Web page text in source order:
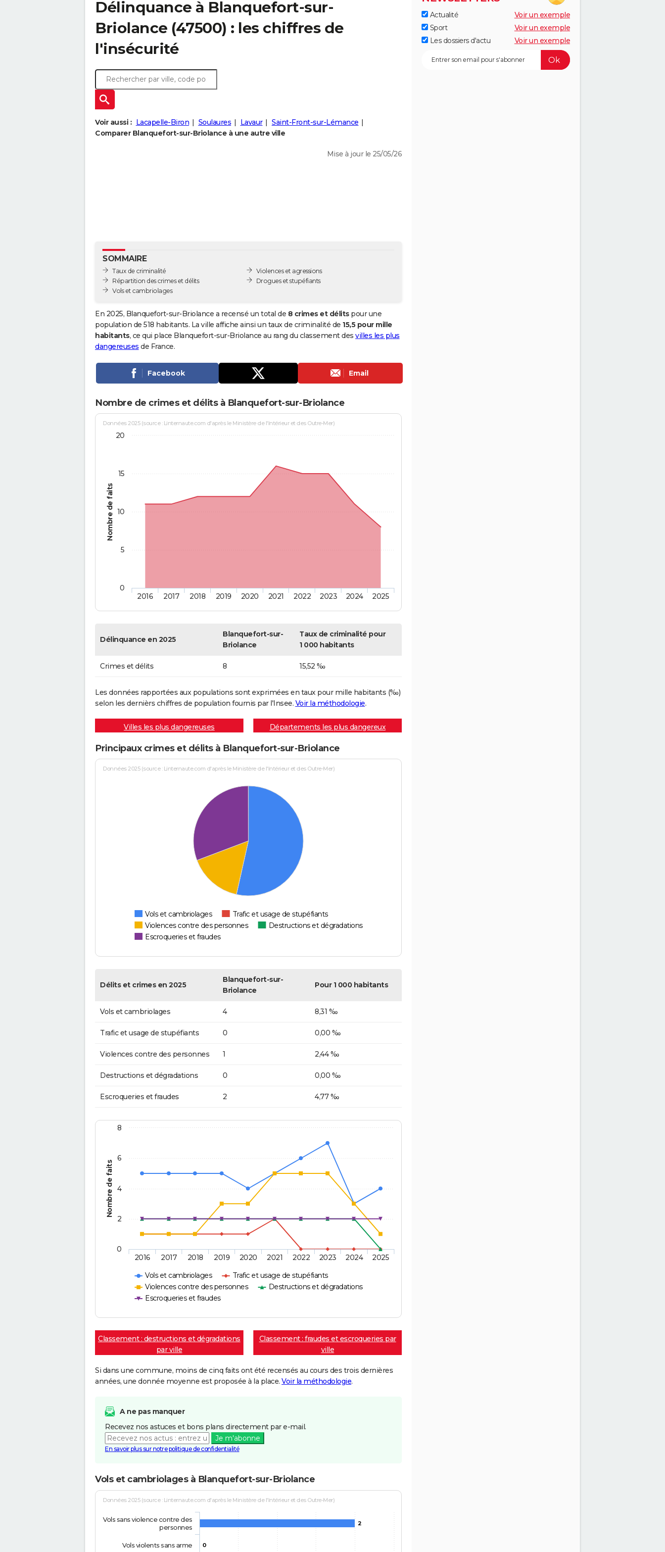
Délinquance à Blanquefort-sur-
Briolance (47500) : les chiffres de
l'insécurité
Voir aussi : Lacapelle-Biron Soulaures Lavaur
Saint-Front-sur-Lémance
Comparer Blanquefort-sur-Briolance à une autre ville
Mise à jour le 25/05/26
SOMMAIRE
Taux de criminalité
Répartition des crimes et délits
Vols et cambriolages
Violences et agressions
Drogues et stupéfiants
En 2025, Blanquefort-sur-Briolance a recensé un total de 8 crimes et délitspour une
population de 518 habitants. La ville affiche ainsi un taux de criminalité de 15,5 pour mille
habitants, ce qui place Blanquefort-sur-Briolance au rang du classement des villes les plus
dangereuses de France.
Facebook Email
Nombre de crimes et délits à Blanquefort-sur-Briolance
Nombre de faits
Données 2025 (source : Linternaute.com d'après le Ministère de l'Intérieur et des Outre-Mer)
2016 2017 2018 2019 2020 2021 2022 2023 2024 2025
0
5
10
15
20
Délinquance en 2025
Blanquefort-sur-
Briolance
Taux de criminalité pour
1 000 habitants
Crimes et délits 8 15,52 ‰
Les données rapportées aux populations sont exprimées en taux pour mille habitants (‰)
selon les dernièrs chiffres de population fournis par l'Insee. Voir la méthodologie.
Villes les plus dangereuses Départements les plus dangereux
Principaux crimes et délits à Blanquefort-sur-Briolance
Données 2025 (source : Linternaute.com d'après le Ministère de l'Intérieur et des Outre-Mer)
Vols et cambriolages
Trafic et usage de stupéfiants
Violences contre des personnes
Destructions et dégradations
Escroqueries et fraudes
Délits et crimes en 2025
Blanquefort-sur-
Briolance
Pour 1 000 habitants
Vols et cambriolages 4 8,31 ‰
Trafic et usage de stupéfiants 0 0,00 ‰
Violences contre des personnes 1 2,44 ‰
Destructions et dégradations 0 0,00 ‰
Escroqueries et fraudes 2 4,77 ‰
Nombre de faits
Vols et cambriolages
Trafic et usage de stupéfiants
Violences contre des personnes
Destructions et dégradations
Escroqueries et fraudes
2016 2017 2018 2019 2020 2021 2022 2023 2024 2025
0
2
4
6
8
Classement : destructions et dégradations
par ville
Classement : fraudes et escroqueries par
ville
Si dans une commune, moins de cinq faits ont été recensés au cours des trois dernières
années, une donnée moyenne est proposée à la place. Voir la méthodologie.
A ne pas manquer
Recevez nos astuces et bons plans directement par e-mail.
Je m'abonne
En savoir plus sur notre politique de confidentialité
Vols et cambriolages à Blanquefort-sur-Briolance
Données 2025 (source : Linternaute.com d'après le Ministère de l'Intérieur et des Outre-Mer)
2
0
Vols sans violence contre des
personnes
Vols violents sans arme
Actualité
Voir un exemple
Sport
Voir un exemple
Les dossiers d'actu
Voir un exemple